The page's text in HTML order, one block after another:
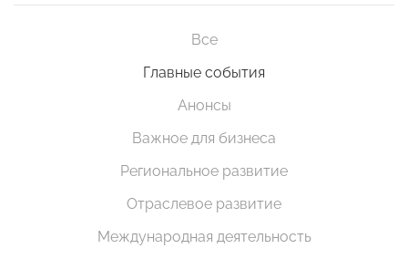
Все
Главные события
Анонсы
Важное для бизнеса
Региональное развитие
Отраслевое развитие
Международная деятельность